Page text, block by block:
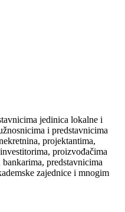
jedinica lokalne i
i predstavnicima
projektantima,
proizvođačima
predstavnicima
zajednice i mnogim